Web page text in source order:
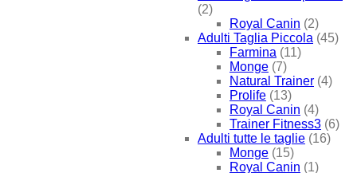
(2)
Royal Canin (2)
Adulti Taglia Piccola (45)
Farmina (11)
Monge (7)
Natural Trainer (4)
Prolife (13)
Royal Canin (4)
Trainer Fitness3 (6)
Adulti tutte le taglie (16)
Monge (15)
Royal Canin (1)